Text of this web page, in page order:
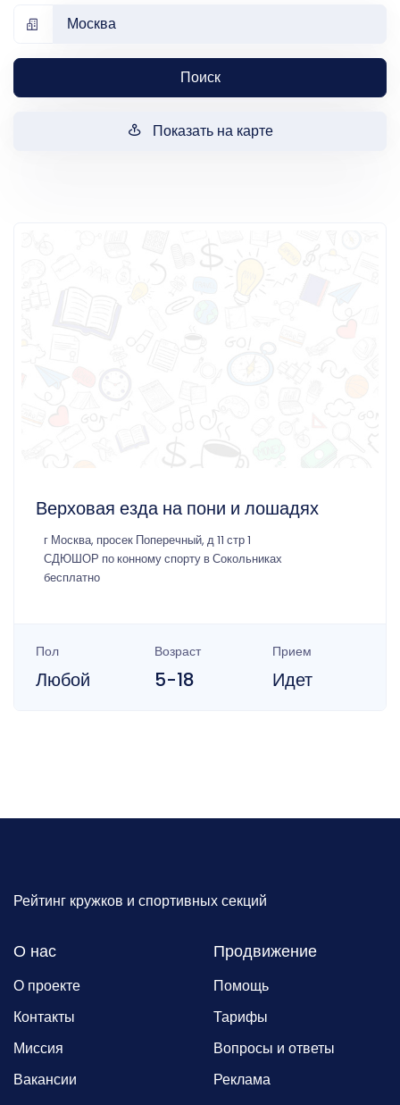
Москва
Поиск
Показать на карте
Верховая езда на пони и лошадях
г Москва, просек Поперечный, д 11 стр 1
СДЮШОР по конному спорту в Сокольниках
бесплатно
Пол
Любой
Возраст
5-18
Прием
Идет
Рейтинг кружков и спортивных секций
О нас
О проекте
Контакты
Миссия
Вакансии
Продвижение
Помощь
Тарифы
Вопросы и ответы
Реклама